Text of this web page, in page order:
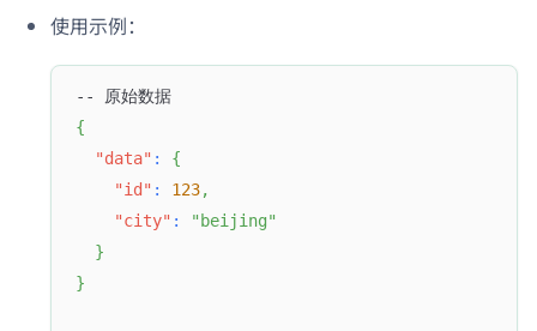
使用示例：
-- 原始数据
{
"data" :
{
"id" : 123,
"city" :
"beijing"
}
}